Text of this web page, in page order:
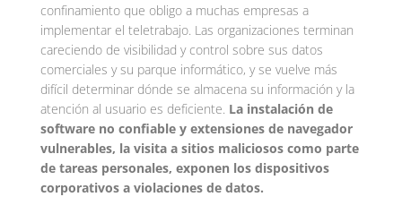
confinamiento que obligo a muchas empresas a
implementar el teletrabajo. Las organizaciones terminan
careciendo de visibilidad y control sobre sus datos
comerciales y su parque informático, y se vuelve más
difícil determinar dónde se almacena su información y la
atención al usuario es deficiente. La instalación de
software no confiable y extensiones de navegador
vulnerables, la visita a sitios maliciosos como parte
de tareas personales, exponen los dispositivos
corporativos a violaciones de datos.